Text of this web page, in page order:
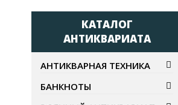
КАТАЛОГ
АНТИКВАРИАТА
АНТИКВАРНАЯ ТЕХНИКА
БАНКНОТЫ